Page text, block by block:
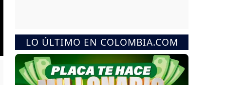
LO ÚLTIMO EN COLOMBIA.COM